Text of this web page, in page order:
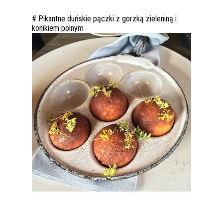
# Pikantne duńskie pączki z gorzką zieleniną i
konikiem polnym